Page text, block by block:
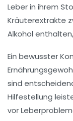
Leber in ihrem
Kräuterextrakte
Alkohol
Ein bewusster
sind
Hilfestellung
vor